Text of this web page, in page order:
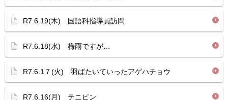
R7.6.19(木) 国語科指導員訪問
R7.6.18(水) 梅雨ですが…
R7.6.1７(火) 羽ばたいていったアゲハチョウ
R7.6.16(月) テニピン